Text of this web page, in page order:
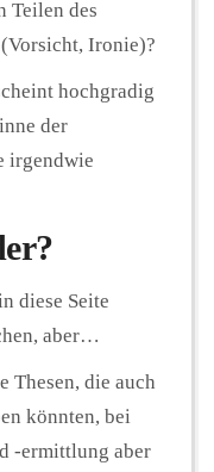
Teilen des
Ironie)?
hochgradig
der
irgendwie
diese Seite
aber…
Thesen, die auch
könnten, bei
-ermittlung aber